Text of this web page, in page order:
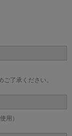
了承ください。
用）